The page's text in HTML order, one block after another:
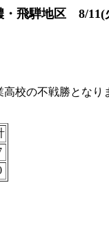
・飛騨地区 8/11(
校の不戦勝となり